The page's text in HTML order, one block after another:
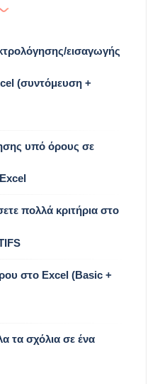
εισαγωγής
(συντόμευση +
υπό όρους σε
πολλά κριτήρια στο
στο Excel (Basic +
τα σχόλια σε ένα